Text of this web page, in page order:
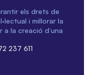
els drets de
i millorar la
la creació d’una
237 611